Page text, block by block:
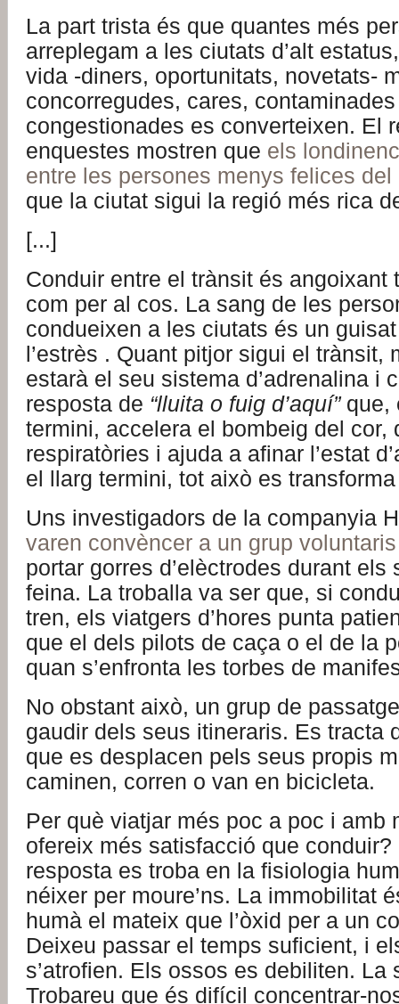
La part trista és que quantes més
arreplegam a les ciutats d’alt
vida -diners, oportunitats, novetats-
concorregudes, cares,
congestionades es converteixen. El
enquestes mostren que els
entre les persones menys felices del
que la ciutat sigui la regió més rica
[...]
Conduir entre el trànsit és angoixant
com per al cos. La sang de les
condueixen a les ciutats és un guisat
l’estrès . Quant pitjor sigui el trànsit,
estarà el seu sistema d’adrenalina i
resposta de “lluita o fuig d’aquí”que,
termini, accelera el bombeig del cor,
respiratòries i ajuda a afinar l’estat
el llarg termini, tot això es
Uns investigadors de la companyia
varen convèncer a un grup voluntaris
portar gorres d’elèctrodes durant els
feina. La troballa va ser que, si
tren, els viatgers d’hores punta
que el dels pilots de caça o el de la
quan s’enfronta les torbes de
No obstant això, un grup de
gaudir dels seus itineraris. Es tracta
que es desplacen pels seus propis
caminen, corren o van en bicicleta.
Per què viatjar més poc a poc i amb
ofereix més satisfacció que conduir?
resposta es troba en la fisiologia
néixer per moure’ns. La immobilitat
humà el mateix que l’òxid per a un
Deixeu passar el temps suficient, i
s’atrofien. Els ossos es debiliten. La
Trobareu que és difícil concentrar-